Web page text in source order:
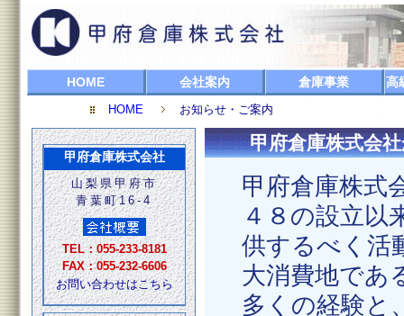
HOME 会社案内 倉庫事業 高
HOME お知らせ・ご案内
甲府倉庫株式会社
山梨県甲府市
青葉町16-4
TEL：055-233-8181
FAX：055-232-6606
お問い合わせはこちら
甲府倉庫株式会